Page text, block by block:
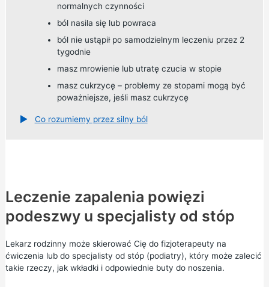
normalnych czynności
ból nasila się lub powraca
ból nie ustąpił po samodzielnym leczeniu przez 2
tygodnie
masz mrowienie lub utratę czucia w stopie
masz cukrzycę – problemy ze stopami mogą być
poważniejsze, jeśli masz cukrzycę
Co rozumiemy przez silny ból
Leczenie zapalenia powięzi
podeszwy u specjalisty od stóp
Lekarz rodzinny może skierować Cię do fizjoterapeuty na
ćwiczenia lub do specjalisty od stóp (podiatry), który może zalecić
takie rzeczy, jak wkładki i odpowiednie buty do noszenia.